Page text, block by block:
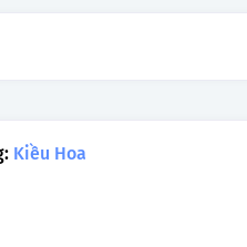
Kiều Hoa